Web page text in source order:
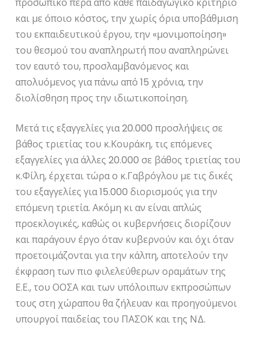
προσωπικό πέρα από κάθε παιδαγωγικό κριτήριο
και με όποιο κόστος, την χωρίς όρια υποβάθμιση
του εκπαιδευτικού έργου, την «μονιμοποίηση»
του θεσμού του αναπληρωτή που αναπληρώνει
τον εαυτό του, προσλαμβανόμενος και
απολυόμενος για πάνω από 15 χρόνια, την
διολίσθηση προς την ιδιωτικοποίηση.
Μετά τις εξαγγελίες για 20.000 προσλήψεις σε
βάθος τριετίας του κ.Κουράκη, τις επόμενες
εξαγγελίες για άλλες 20.000 σε βάθος τριετίας του
κ.Φίλη, έρχεται τώρα ο κ.Γαβρόγλου με τις δικές
του εξαγγελίες για 15.000 διορισμούς για την
επόμενη τριετία. Ακόμη κι αν είναι απλώς
προεκλογικές, καθώς οι κυβερνήσεις διορίζουν
και παράγουν έργο όταν κυβερνούν και όχι όταν
προετοιμάζονται για την κάλπη, αποτελούν την
έκφραση των πιο φιλελεύθερων οραμάτων της
Ε.Ε., του ΟΟΣΑ και των υπόλοιπων εκπροσώπων
τους στη χώραπου θα ζήλευαν και προηγούμενοι
υπουργοί παιδείας του ΠΑΣΟΚ και της ΝΔ.